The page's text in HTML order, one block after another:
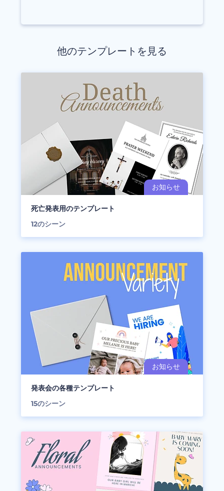
他のテンプレートを見る
死亡発表用のテンプレート
12のシーン
発表会の各種テンプレート
15のシーン